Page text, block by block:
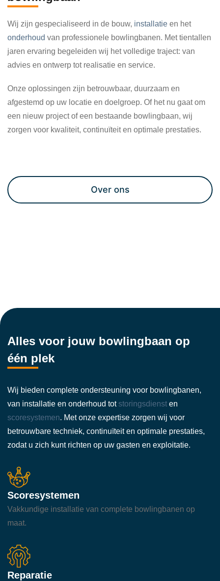
Wij zijn gespecialiseerd in de bouw, installatie en het
onderhoud van professionele bowlingbanen. Met tientallen
jaren ervaring begeleiden wij het volledige traject: van
advies en ontwerp tot realisatie en service.
Onze oplossingen zijn betrouwbaar, duurzaam en
afgestemd op uw locatie en doelgroep. Of het nu gaat om
een nieuw project of een bestaande bowlingbaan, wij
zorgen voor kwaliteit, continuïteit en optimale prestaties.
Over ons
Alles voor jouw bowlingbaan op
één plek
Wij bieden complete ondersteuning voor bowlingbanen,
van installatie en onderhoud tot storingsdienst en
scoresystemen. Met onze expertise zorgen wij voor
betrouwbare techniek, continuïteit en optimale prestaties,
zodat u zich kunt richten op uw gasten en exploitatie.
Scoresystemen
Vakkundige installatie van complete bowlingbanen op
maat.
Reparatie